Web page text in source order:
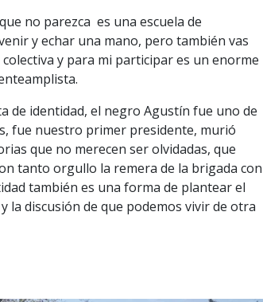
no parezca es una escuela de
y echar una mano, pero también vas
y para mi participar es un enorme
de identidad, el negro Agustín fue uno de
fue nuestro primer presidente, murió
que no merecen ser olvidadas, que
tanto orgullo la remera de la brigada con
también es una forma de plantear el
la discusión de que podemos vivir de otra